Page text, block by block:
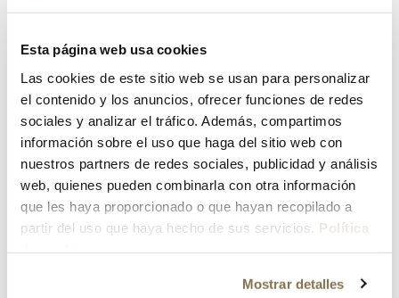
Esta página web usa cookies
Las cookies de este sitio web se usan para personalizar
el contenido y los anuncios, ofrecer funciones de redes
sociales y analizar el tráfico. Además, compartimos
información sobre el uso que haga del sitio web con
nuestros partners de redes sociales, publicidad y análisis
web, quienes pueden combinarla con otra información
que les haya proporcionado o que hayan recopilado a
partir del uso que haya hecho de sus servicios. Política
Mostrar detalles
¿Has olvidado tu contraseña?